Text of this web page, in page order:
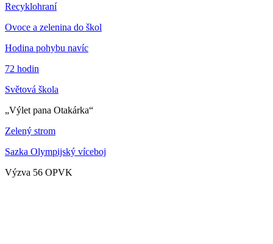
Recyklohraní
Ovoce a zelenina do škol
Hodina pohybu navíc
72 hodin
Světová škola
„Výlet pana Otakárka“
Zelený strom
Sazka Olympijský víceboj
Výzva 56 OPVK